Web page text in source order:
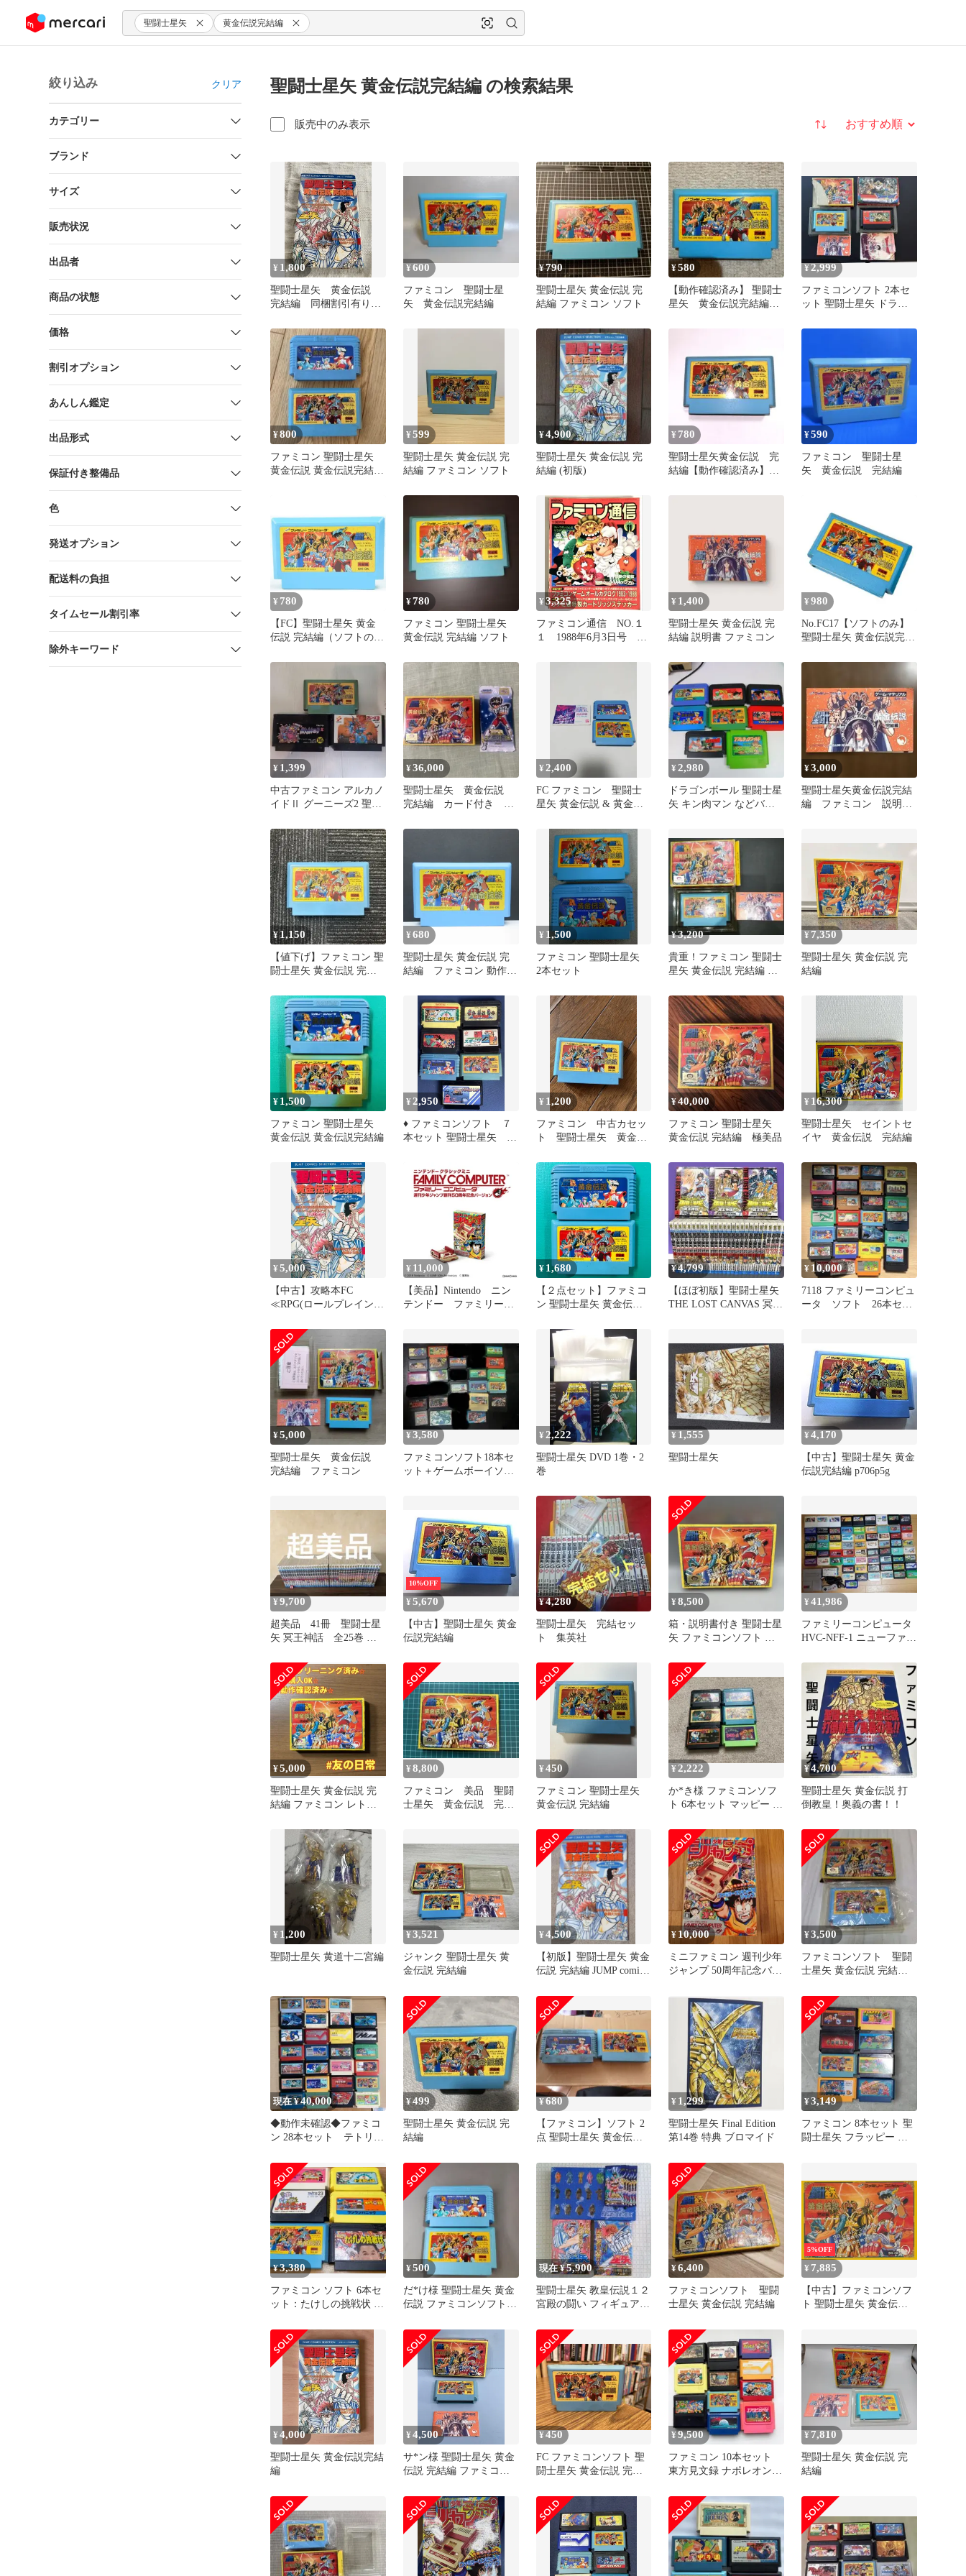
ツにスキップ 聖闘士星矢 黄金伝説完結編
絞り込み クリア
カテゴリー
ブランド
サイズ
販売状況
出品者
商品の状態
価格
割引オプション
あんしん鑑定
出品形式
保証付き整備品
色
発送オプション
配送料の負担
タイムセール割引率
除外キーワード
聖闘士星矢 黄金伝説完結編 の検索結果
販売中のみ表示 並び替え
¥ 1,800
聖闘士星矢 黄金伝説
完結編 同梱割引有り
¥600
ファミコン 聖闘士星
矢 黄金伝説完結編
¥790
聖闘士星矢 黄金伝説 完
結編 ファミコン ソフト
¥580
【動作確認済み】 聖闘士
星矢 黄金伝説完結編
¥ 2,999
ファミコンソフト 2本セ
ット 聖闘士星矢 ドラゴ
¥800
ファミコン 聖闘士星矢
黄金伝説 黄金伝説完結編
¥599
聖闘士星矢 黄金伝説 完
結編 ファミコン ソフト
¥4,900
聖闘士星矢 黄金伝説 完
結編 (初版)
¥ 780
聖闘士星矢黄金伝説 完
結編【動作確認済み】フ
¥590
ファミコン 聖闘士星
矢 黄金伝説 完結編
¥ 780
【FC】聖闘士星矢 黄金
伝説 完結編（ソフトの
¥780
ファミコン 聖闘士星矢
黄金伝説 完結編 ソフト
¥3,325
ファミコン通信 NO.１
１ 1988年6月3日号 デ
士星矢
¥ 1,400
聖闘士星矢 黄金伝説 完
結編 説明書 ファミコン
¥ 980
No.FC17【ソフトのみ】
聖闘士星矢 黄金伝説完結
¥ 1,399
中古ファミコン アルカノ
イドⅡ グーニーズ2 聖闘
¥36,000
聖闘士星矢 黄金伝説
完結編 カード付き 冥
¥ 2,400
FC ファミコン 聖闘士
星矢 黄金伝説 & 黄金伝
¥2,980
ドラゴンボール 聖闘士星
矢 キン肉マン などバン
¥3,000
聖闘士星矢黄金伝説完結
編 ファミコン 説明書
¥1,150
【値下げ】ファミコン 聖
闘士星矢 黄金伝説 完結
¥680
聖闘士星矢 黄金伝説 完
結編 ファミコン 動作確
¥ 1,500
ファミコン 聖闘士星矢
2本セット
¥3,200
貴重！ファミコン 聖闘士
星矢 黄金伝説 完結編 箱
¥ 7,350
聖闘士星矢 黄金伝説 完
結編
¥ 1,500
ファミコン 聖闘士星矢
黄金伝説 黄金伝説完結編
¥ 2,950
♦︎ ファミコンソフト ７
本セット 聖闘士星矢 ド
¥ 1,200
ファミコン 中古カセッ
ト 聖闘士星矢 黄金伝
¥40,000
ファミコン 聖闘士星矢
黄金伝説 完結編 極美品
¥ 16,300
聖闘士星矢 セイントセ
イヤ 黄金伝説 完結編
¥5,000
【中古】攻略本FC
≪RPG(ロールプレイング
闘士星矢 黄金伝説 完結
編
¥ 11,000
【美品】Nintendo ニン
テンドー ファミリーコ
創刊50周年記念バージョ
ン
¥ 1,680
【２点セット】ファミコ
ン 聖闘士星矢 黄金伝説
編 FC
¥4,799
【ほぼ初版】聖闘士星矢
THE LOST CANVAS 冥王
¥ 10,000
7118 ファミリーコンピュ
ータ ソフト 26本セッ
¥5,000
聖闘士星矢 黄金伝説
完結編 ファミコン
¥3,580
ファミコンソフト18本セ
ット＋ゲームボーイソフ
¥ 2,222
聖闘士星矢 DVD 1巻・2
巻
¥ 1,555
聖闘士星矢
¥4,170
【中古】聖闘士星矢 黄金
伝説完結編 p706p5g
¥9,700
超美品 41冊 聖闘士星
矢 冥王神話 全25巻
ット
10%OFF
¥5,670
【中古】聖闘士星矢 黄金
伝説完結編
¥4,280
聖闘士星矢 完結セッ
ト 集英社
¥8,500
箱・説明書付き 聖闘士星
矢 ファミコンソフト 黄
¥41,986
ファミリーコンピュータ
HVC-NFF-1 ニューファミ
¥5,000
聖闘士星矢 黄金伝説 完
結編 ファミコン レトロ
¥8,800
ファミコン 美品 聖闘
士星矢 黄金伝説 完結
¥450
ファミコン 聖闘士星矢
黄金伝説 完結編
¥ 2,222
か*き様 ファミコンソフ
ト 6本セット マッピー 悪
¥4,700
聖闘士星矢 黄金伝説 打
倒教皇！奥義の書！！
¥ 1,200
聖闘士星矢 黄道十二宮編
¥3,521
ジャンク 聖闘士星矢 黄
金伝説 完結編
¥4,500
【初版】聖闘士星矢 黄金
伝説 完結編 JUMP comics
¥ 10,000
ミニファミコン 週刊少年
ジャンプ 50周年記念バー
用・美品】
¥3,500
ファミコンソフト 聖闘
士星矢 黄金伝説 完結
き ジャンク品
現在 ¥40,000
◆動作未確認◆ファミコ
ン 28本セット テトリス
い)
¥499
聖闘士星矢 黄金伝説 完
結編
¥680
【ファミコン】ソフト 2
点 聖闘士星矢 黄金伝説/
¥ 1,299
聖闘士星矢 Final Edition
第14巻 特典 ブロマイド
¥3,149
ファミコン 8本セット 聖
闘士星矢 フラッピー 不
¥3,380
ファミコン ソフト 6本セ
ット：たけしの挑戦状 聖
¥500
だ*け様 聖闘士星矢 黄金
伝説 ファミコンソフト２
現在 ¥5,900
聖闘士星矢 教皇伝説１２
宮殿の闘い フィギュア
マンガ
¥6,400
ファミコンソフト 聖闘
士星矢 黄金伝説 完結編
5%OFF
¥ 7,885
【中古】ファミコンソフ
ト 聖闘士星矢 黄金伝説
¥4,000
聖闘士星矢 黄金伝説完結
編
¥4,500
サ*ン様 聖闘士星矢 黄金
伝説 完結編 ファミコン
¥450
FC ファミコンソフト 聖
闘士星矢 黄金伝説 完結
¥9,500
ファミコン 10本セット
東方見文録 ナポレオン戦
¥ 7,810
聖闘士星矢 黄金伝説 完
結編